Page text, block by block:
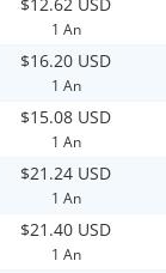
1 An
$16.20 USD
1 An
$15.08 USD
1 An
$21.24 USD
1 An
$21.40 USD
1 An